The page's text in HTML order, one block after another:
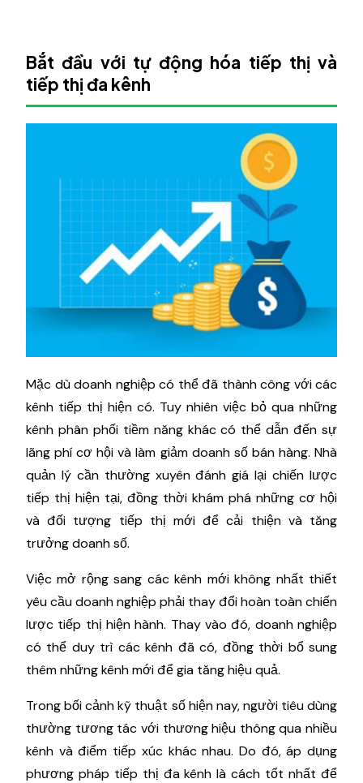
Bắt đầu với tự động hóa tiếp thị và
tiếp thị đa kênh
Mặc dù doanh nghiệp có thể đã thành công với các
kênh tiếp thị hiện có. Tuy nhiên việc bỏ qua những
kênh phân phối tiềm năng khác có thể dẫn đến sự
lãng phí cơ hội và làm giảm doanh số bán hàng. Nhà
quản lý cần thường xuyên đánh giá lại chiến lược
tiếp thị hiện tại, đồng thời khám phá những cơ hội
và đối tượng tiếp thị mới để cải thiện và tăng
trưởng doanh số.
Việc mở rộng sang các kênh mới không nhất thiết
yêu cầu doanh nghiệp phải thay đổi hoàn toàn chiến
lược tiếp thị hiện hành. Thay vào đó, doanh nghiệp
có thể duy trì các kênh đã có, đồng thời bổ sung
thêm những kênh mới để gia tăng hiệu quả.
Trong bối cảnh kỹ thuật số hiện nay, người tiêu dùng
thường tương tác với thương hiệu thông qua nhiều
kênh và điểm tiếp xúc khác nhau. Do đó, áp dụng
phương pháp tiếp thị đa kênh là cách tốt nhất để